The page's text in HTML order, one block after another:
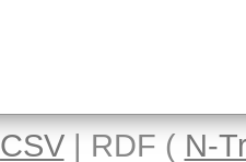
CSV| RDF ( N-